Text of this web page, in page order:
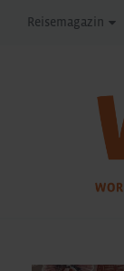
Reisemagazin